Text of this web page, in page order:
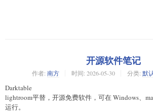
开源软件笔记
作者: 南方 时间: 2026-05-30 分类: 默
Darktable
lightroom平替，开源免费软件，可在 Windows、
运行。